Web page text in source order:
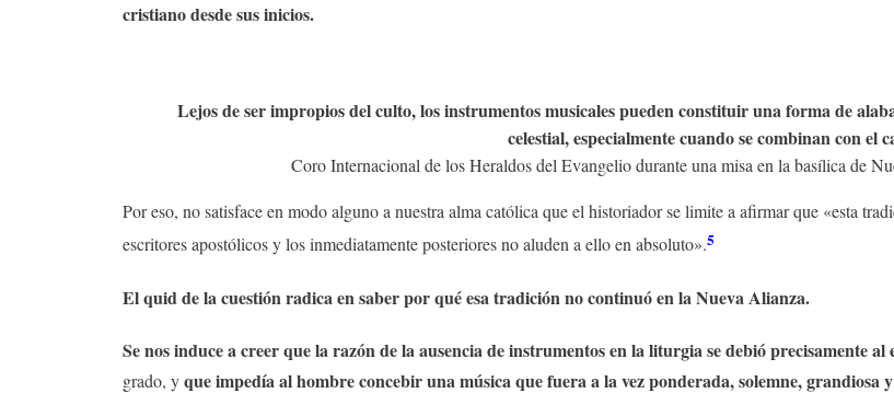
cristiano desde sus inicios.
Lejos de ser impropios del culto, los instrumentos musicales pueden constituir una forma de
celestial, especialmente cuando se combinan con el
Coro Internacional de los Heraldos del Evangelio durante una misa en la basílica de
Por eso, no satisface en modo alguno a nuestra alma católica que el historiador se limite a afirmar que «esta
escritores apostólicos y los inmediatamente posteriores no aluden a ello en absoluto».5
El quid de la cuestión radica en saber por qué esa tradición no continuó en la Nueva Alianza.
Se nos induce a creer que la razón de la ausencia de instrumentos en la liturgia se debió precisamente
grado, yque impedía al hombre concebir una música que fuera a la vez ponderada, solemne,